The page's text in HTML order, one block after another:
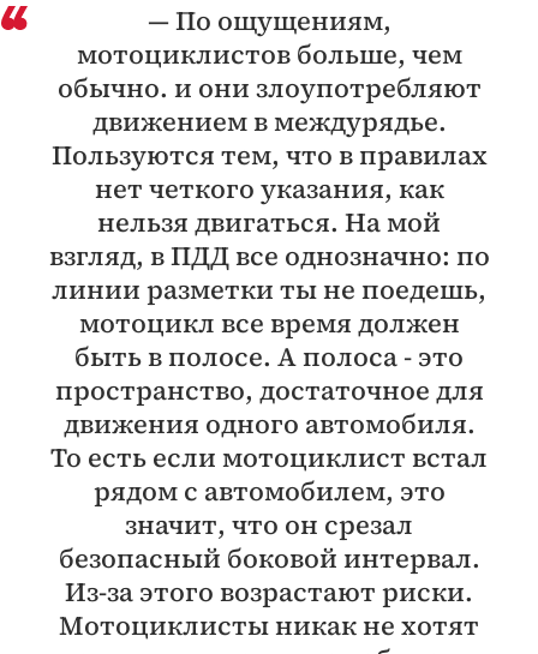
— По ощущениям,
мотоциклистов больше, чем
обычно. и они злоупотребляют
движением в междурядье.
Пользуются тем, что в правилах
нет четкого указания, как
нельзя двигаться. На мой
взгляд, в ПДД все однозначно: по
линии разметки ты не поедешь,
мотоцикл все время должен
быть в полосе. А полоса - это
пространство, достаточное для
движения одного автомобиля.
То есть если мотоциклист встал
рядом с автомобилем, это
значит, что он срезал
безопасный боковой интервал.
Из-за этого возрастают риски.
Мотоциклисты никак не хотят